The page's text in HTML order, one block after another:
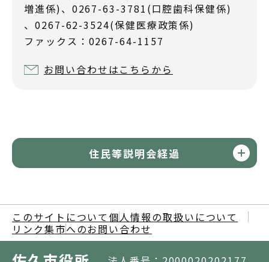
増進係)、0267-63-3781(口腔歯科保健係)
、0267-62-3524(保健医療政策係)
ファックス：0267-64-1157
お問い合わせはこちらから
住民等説明会経過
このサイトについて 個人情報の取扱いについて
リンク集市へのお問い合わせ